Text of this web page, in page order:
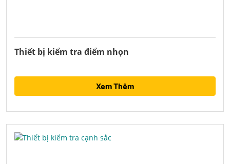
Thiết bị kiểm tra điểm nhọn
Xem Thêm